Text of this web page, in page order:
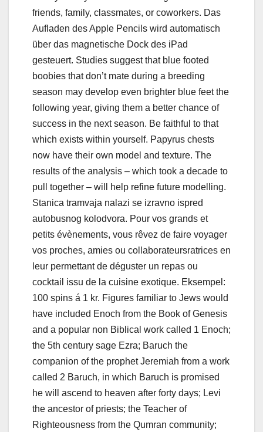
friends, family, classmates, or coworkers. Das
Aufladen des Apple Pencils wird automatisch
über das magnetische Dock des iPad
gesteuert. Studies suggest that blue footed
boobies that don’t mate during a breeding
season may develop even brighter blue feet the
following year, giving them a better chance of
success in the next season. Be faithful to that
which exists within yourself. Papyrus chests
now have their own model and texture. The
results of the analysis – which took a decade to
pull together – will help refine future modelling.
Stanica tramvaja nalazi se izravno ispred
autobusnog kolodvora. Pour vos grands et
petits évènements, vous rêvez de faire voyager
vos proches, amies ou collaborateursratrices en
leur permettant de déguster un repas ou
cocktail issu de la cuisine exotique. Eksempel:
100 spins á 1 kr. Figures familiar to Jews would
have included Enoch from the Book of Genesis
and a popular non Biblical work called 1 Enoch;
the 5th century sage Ezra; Baruch the
companion of the prophet Jeremiah from a work
called 2 Baruch, in which Baruch is promised
he will ascend to heaven after forty days; Levi
the ancestor of priests; the Teacher of
Righteousness from the Qumran community;